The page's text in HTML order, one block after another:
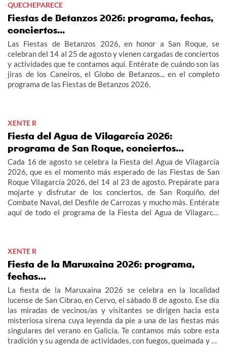
QUECHEPARECE
Fiestas de Betanzos 2026: programa, fechas,
conciertos...
Las Fiestas de Betanzos 2026, en honor a San Roque, se
celebran del 14 al 25 de agosto y vienen cargadas de conciertos
y actividades que te contamos aquí. Entérate de cuándo son las
jiras de los Caneiros, el Globo de Betanzos... en el completo
programa de las Fiestas de Betanzos 2026.
XENTE R
Fiesta del Agua de Vilagarcía 2026:
programa de San Roque, conciertos…
Cada 16 de agosto se celebra la Fiesta del Agua de Vilagarcía
2026, que es el momento más esperado de las Fiestas de San
Roque Vilagarcía 2026, del 14 al 23 de agosto. Prepárate para
mojarte y disfrutar de los conciertos, de San Roquiño, del
Combate Naval, del Desfile de Carrozas y mucho más. Entérate
aquí de todo el programa de la Fiesta del Agua de Vilagarcía
XENTE R
Fiesta de la Maruxaina 2026: programa,
fechas…
La fiesta de la Maruxaina 2026 se celebra en la localidad
lucense de San Cibrao, en Cervo, el sábado 8 de agosto. Ese día
las miradas de vecinos/as y visitantes se dirigen hacia esta
misteriosa sirena cuya leyenda da pie a una de las fiestas más
singulares del verano en Galicia. Te contamos más sobre esta
tradición y su agenda de actividades, con fuegos, queimada y un